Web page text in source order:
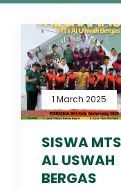
1 March 2025
SISWA MTS
AL USWAH
BERGAS